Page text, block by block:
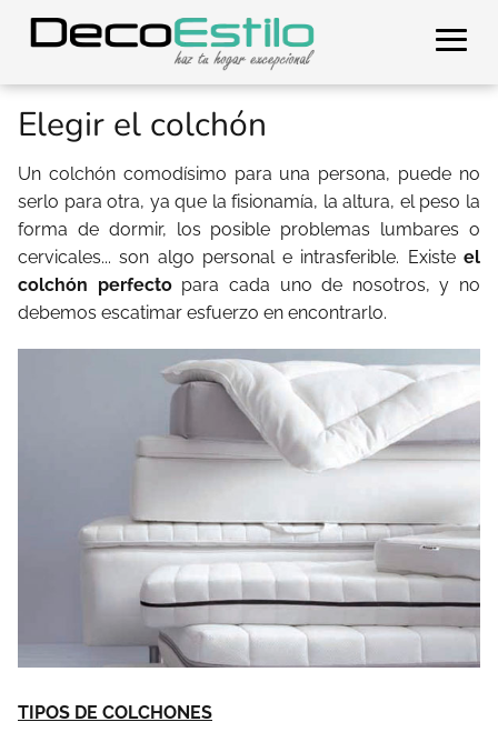
Elegir el colchón
Un colchón comodísimo para una persona, puede no
serlo para otra, ya que la fisionamía, la altura, el peso la
forma de dormir, los posible problemas lumbares o
cervicales... son algo personal e intrasferible. Existe el
colchón perfectopara cada uno de nosotros, y no
debemos escatimar esfuerzo en encontrarlo.
TIPOS DE COLCHONES